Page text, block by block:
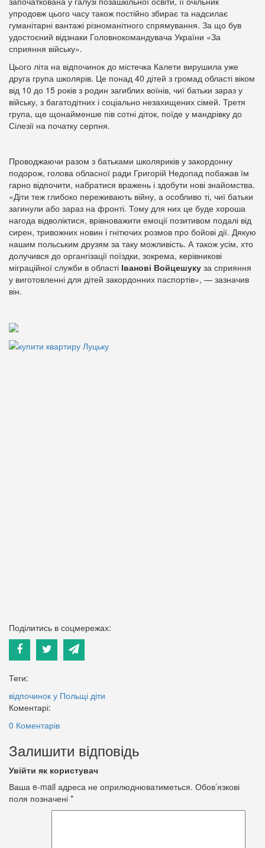
упродовж цього часу також постійно збирає та надсилає
гуманітарні вантажі різноманітного спрямування. За що був
удостоєний відзнаки Головнокомандувача України «За
сприяння війську».
Цього літа на відпочинок до містечка Калети вирушила уже
друга група школярів. Це понад 40 дітей з громад області віком
від 10 до 15 років з родин загиблих воїнів, чиї батьки зараз у
війську, з багатодітних і соціально незахищених сімей. Третя
група, ще щонайменше пів сотні діток, поїде у мандрівку до
Сілезії на початку серпня.
Проводжаючи разом з батьками школяриків у закордонну
подорож, голова обласної ради Григорій Недопад побажав їм
гарно відпочити, набратися вражень і здобути нові знайомства.
«Діти теж глибоко переживають війну, а особливо ті, чиї батьки
загинули або зараз на фронті. Тому для них це буде хороша
нагода відволіктися, врівноважити емоції позитивом подалі від
сирен, тривожних новин і гнітючих розмов про бойові дії. Дякую
нашим польським друзям за таку можливість. А також усім, хто
долучився до органгізації поїздки, зокрема, керівникові
міграційної служби в області Іванові Войцешуку за сприяння
у виготовленні для дітей закордонних паспортів», — зазначив
він.
Поділитись в соцмережах:
Теги:
відпочинок у Польщі діти
Коментарі:
0 Коментарів
Залишити відповідь
Увійти як користувач
Ваша e-mail адреса не оприлюднюватиметься. Обов’язкові
поля позначені *